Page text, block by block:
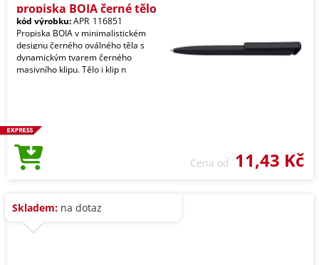
propiska BOIA černé tělo
kód výrobku:APR_116851
Propiska BOIA v minimalistickém
designu černého oválného těla s
dynamickým tvarem černého
masivního klipu. Tělo i klip n
Cena od 11,43 Kč
Skladem: na dotaz